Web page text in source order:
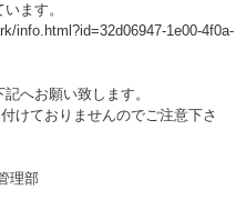
ます。
info.html?id=32d06947-1e00-4f0a-
へお願い致します。
けておりませんのでご注意下さ
理部